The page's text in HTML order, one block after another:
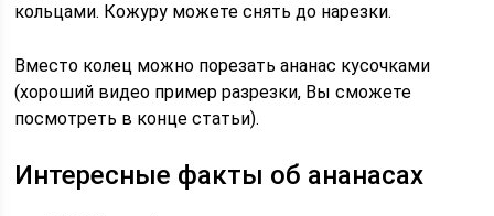
кольцами. Кожуру можете снять до нарезки.
Вместо колец можно порезать ананас кусочками
(хороший видео пример разрезки, Вы сможете
посмотреть в конце статьи).
Интересные факты об ананасах